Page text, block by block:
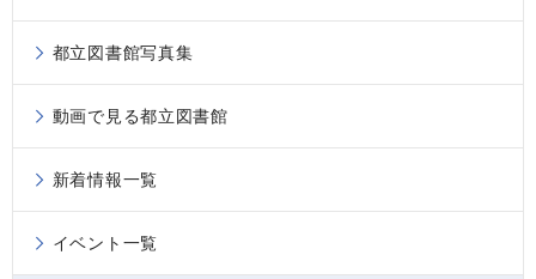
都立図書館写真集
動画で見る都立図書館
新着情報一覧
イベント一覧